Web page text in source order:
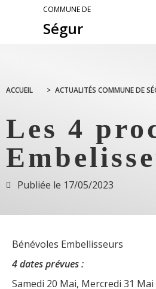
COMMUNE DE
Ségur
ACCUEIL > ACTUALITÉS COMMUNE DE
Les 4
Publiée le 17/05/2023
Bénévoles Embellisseurs
4 dates prévues :
Samedi 20 Mai, Mercredi 31 Mai